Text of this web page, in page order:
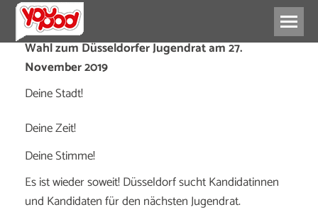
Wahl zum Düsseldorfer Jugendratam 27.
November 2019
Deine Stadt!
Deine Zeit!
Deine Stimme!
Es ist wieder soweit! Düsseldorf sucht Kandidatinnen
und Kandidaten für den nächsten Jugendrat.